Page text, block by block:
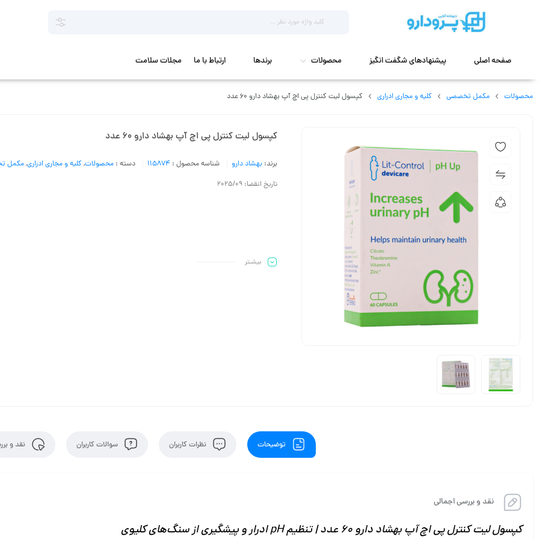
صفحه اصلی پیشنهادهای شگفت انگیز محصولات برندها ارتباط با ما مجلات سلامت
محصولات مکمل تخصصی کلیه و مجاری ادراری کپسول لیت کنترل پی اچ آپ بهشاد دارو 60 عدد
کپسول لیت کنترل پی اچ آپ بهشاد دارو 60 عدد
برند: بهشاد دارو شناسه محصول : 115874 دسته : محصولات,کلیه و مجاری ادراری,مکمل
تاریخ انقضا: 2025/09
بیشـتر
توضیحات نظرات کاربران سوالات کاربران نقد و
نقد و بررسی اجمالی
کپسول لیت کنترل پی اچ آپ بهشاد دارو 60 عدد | تنظیم pH ادرار و پیشگیری از سنگ‌های کلیوی